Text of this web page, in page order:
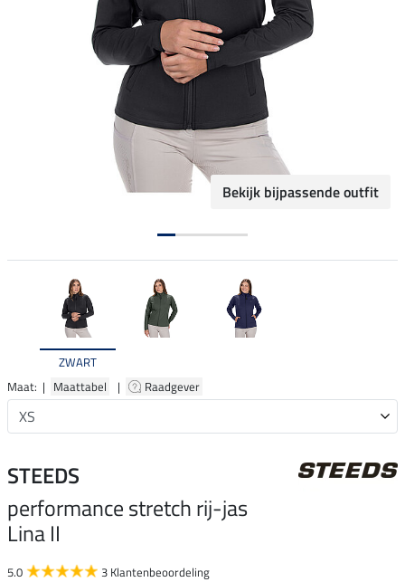
Bekijk bijpassende outfit
ZWART
Maat: | Maattabel | Raadgever
STEEDS
performance stretch rij-jas
Lina II
5.0 3 Klantenbeoordeling